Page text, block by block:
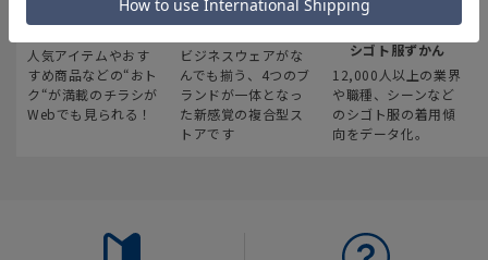
最新のお買い得情報
人気アイテムやおす
すめ商品などの“おト
ク“が満載のチラシが
Webでも見られる！
スーツスクエア
ビジネスウェアがな
んでも揃う、4つのブ
ランドが一体となっ
た新感覚の複合型ス
トアです
みんなの
シゴト服ずかん
12,000人以上の業界
や職種、シーンなど
のシゴト服の着用傾
向をデータ化。